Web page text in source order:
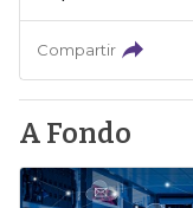
Compartir
A Fondo